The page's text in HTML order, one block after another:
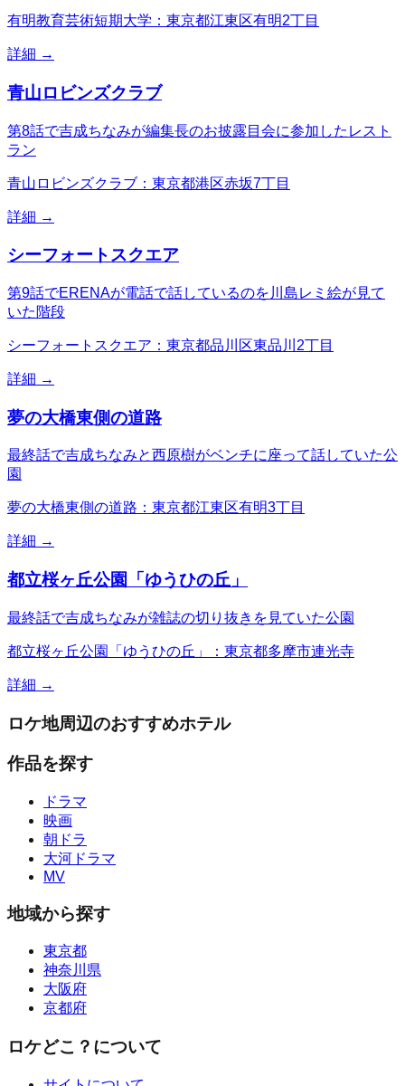
有明教育芸術短期大学：東京都江東区有明2丁目
詳細 →
青山ロビンズクラブ
第8話で吉成ちなみが編集長のお披露目会に参加したレスト
ラン
青山ロビンズクラブ：東京都港区赤坂7丁目
詳細 →
シーフォートスクエア
第9話でERENAが電話で話しているのを川島レミ絵が見て
いた階段
シーフォートスクエア：東京都品川区東品川2丁目
詳細 →
夢の大橋東側の道路
最終話で吉成ちなみと西原樹がベンチに座って話していた公
園
夢の大橋東側の道路：東京都江東区有明3丁目
詳細 →
都立桜ヶ丘公園「ゆうひの丘」
最終話で吉成ちなみが雑誌の切り抜きを見ていた公園
都立桜ヶ丘公園「ゆうひの丘」：東京都多摩市連光寺
詳細 →
ロケ地周辺のおすすめホテル
作品を探す
ドラマ
映画
朝ドラ
大河ドラマ
MV
地域から探す
東京都
神奈川県
大阪府
京都府
ロケどこ？について